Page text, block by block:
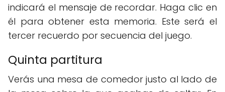
indicará el mensaje de recordar. Haga clic en
él para obtener esta memoria. Este será el
tercer recuerdo por secuencia del juego.
Quinta partitura
Verás una mesa de comedor justo al lado de